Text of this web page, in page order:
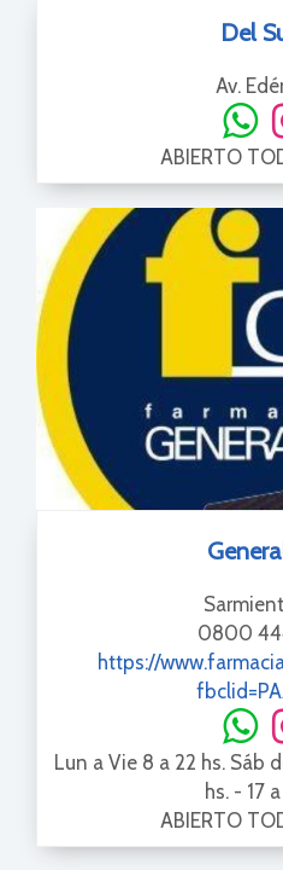
Del
Av.
ABIERTO
0800
https://
Lun a Vie 8 a 22 hs. Sáb
hs. - 17
ABIERTO